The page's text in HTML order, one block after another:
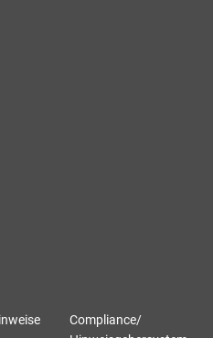
Compliance/